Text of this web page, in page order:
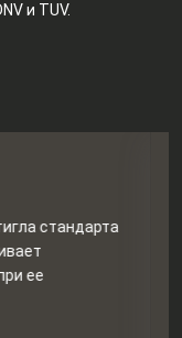
и TUV.
стандарта
при ее